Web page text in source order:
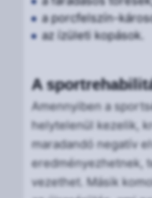
a porcfelszín-
az ízületi kopások.
A
Amennyiben a
helytelenül kezelik,
maradandó negatív
eredményezhetnek,
vezethet. Másik